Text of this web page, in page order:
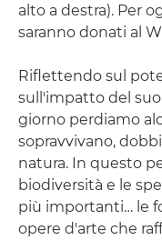
alto a destra). Per
saranno donati al
Riflettendo sul
sull'impatto del suo
giorno perdiamo
sopravvivano,
natura. In questo
biodiversità e le
più importanti… le
opere d'arte che